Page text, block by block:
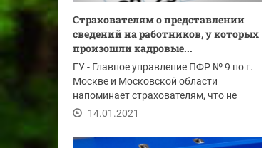
Страхователям о представлении
сведений на работников, у которых
произошли кадровые...
ГУ - Главное управление ПФР № 9 по г.
Москве и Московской области
напоминает страхователям, что не
позднее 15 января...
14.01.2021